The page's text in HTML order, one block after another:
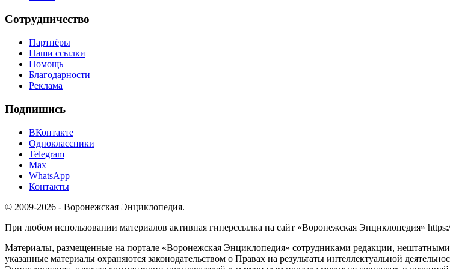
Сотрудничество
Партнёры
Наши ссылки
Помощь
Благодарности
Реклама
Подпишись
ВКонтакте
Одноклассники
Telegram
Max
WhatsApp
Контакты
© 2009-2026 - Воронежская Энциклопедия.
При любом использовании материалов активная гиперссылка на сайт «Воронежская Энциклопедия»
Материалы, размещенные на портале «Воронежская Энциклопедия» сотрудниками редакции,
указанные материалы охраняются законодательством о Правах на результаты интеллектуальной